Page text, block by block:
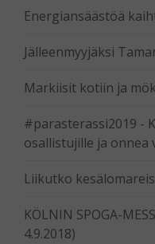
Energiansäästöä
Jälleenmyyjäksi
Markiisit kotiin ja
#parasterassi2019 -
osallistujille ja onnea
Liikutko
KÖLNIN SPOGA-
4.9.2018)